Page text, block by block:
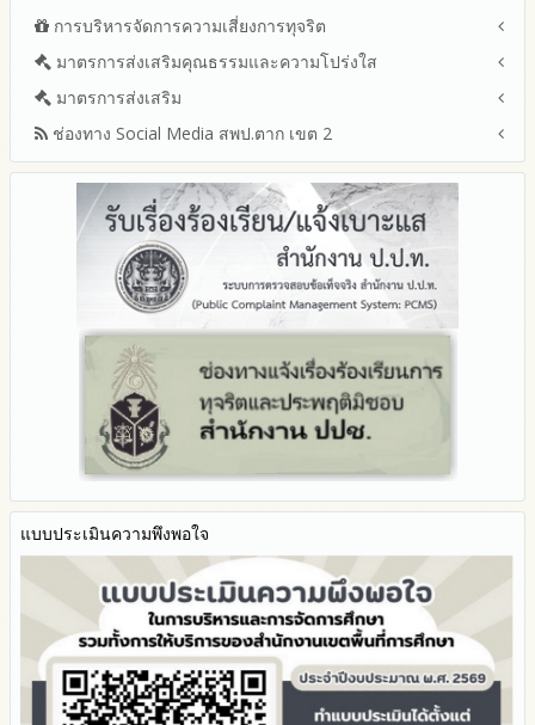
เขตพื้นที่การศึกษา ประจำปีงบประมาณ พ.ศ. 2568
ปีงบประมาณ พ.ศ.2569
รายงานผลการบริหารและพัฒนาทรัพยากรบุคคลประจำ
ปีงบประมาณ
ประมวลจริยธรรมและการขับเคลื่อนจริยธรรม
แนวปฏิบัติการจัดการเรื่องร้องเรียนการทุจริตและประพฤติมิชอบ
ช่องทางแจ้งเรื่องร้องเรียนการทุจริตและประพฤติมิชอบ
ข้อมูลสถิติเรื่องร้องเรียนการทุจริตและประพฤติมิชอบ ประจำ
ปีงบประมาณ
การเปิดโอกาสให้มีส่วนร่วมในการดำเนินงานปีงบประมาณ
การบริหารจัดการความเสี่ยงการทุจริต
การขับเคลื่อนนโยบาย No Gift Policy จากการปฏิบัติหน้าที่และ
การเสริมสร้างรู้เกี่ยวกับหลักเกณฑ์การรับทรัพย์สินหรือประโยชน์อื่น
ใดโดยธรรมจรรยาของเจ้าพนักงานของรัฐ
การประเมินความเสี่ยงการทุจริต ในสำนักงานเขตพื้นที่การศึกษา
ประจำปีงบประมาณ
รายงานผลการดำเนินการตามแผนบริหารจัดการความเสี่ยงการ
ทุจริตของสำนักงานเขตพื้นที่การศึกษา ประจำงบประมาณ
มาตรการส่งเสริมคุณธรรมและความโปร่งใส
แผนปฏิบัติการป้องกันการทุจริตประจำปีงบประมาณ
2569
2568
2567
2566
2565
รายงานผลการดำเนินการป้องกันการทุจริตประจำปี
2568
2565
2564
2563
รายงานการกำกับติดตาม
มาตรการส่งเสริมคุณธรรมและความโปร่งใสภายใน สพท.
การนำผลการประเมิน ITA ไปสู่การพัฒนาองค์กร
รายงานผลการดำเนินการเพื่อส่งเสริมคุณธรรมและความโปร่งใส
ภายใน สพท. ประจำปีงบประมาณ
มาตรการส่งเสริม
มาตรการเผยแพร่ข้อมูลต่อสาธารณะ
มาตรการส่งเสริมความโปร่งใสในการจัดซื้อจัดจ้าง
มาตราการจัดการเรื่องร้องเรียนการทุจริต
มาตรการป้องกันการรับสินบน
มาตรการป้องกันการขัดกันระหว่างผลประโยชน์ส่วนตนกับส่วนรวม
มาตรการตรวจสอบการใช้ดุลพินิจ
มาตราการให้ผู้มีส่วนได้ส่วนเสียมีส่วนร่วม
ช่องทาง Social Media สพป.ตาก เขต 2
Q&A / ชมเชย / เสนอแนะ
Facebook เพจ สพป.ตาก 2
Youtube ช่อง สพป.ตาก เขต 2
Youtube เรื่องเล่าข่าวตาก 2
แบบประเมินความพึงพอใจ